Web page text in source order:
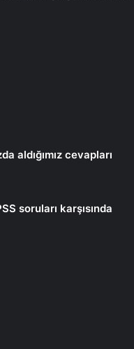
aldığımız cevapları
soruları karşısında